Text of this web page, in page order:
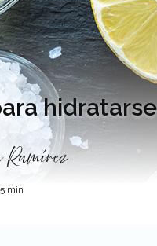
Ramírez
5 min